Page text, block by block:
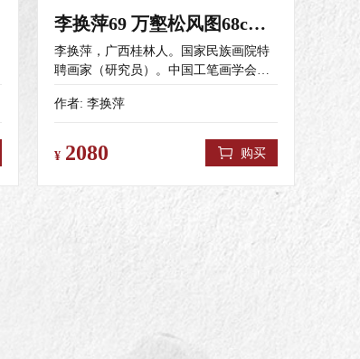
李换萍69 万壑松风图68cm x 6
李换萍，广西桂林人。国家民族画院特
聘画家（研究员）。中国工笔画学会会
桂林市美术家协会会员。 2020年作品
全国农民画作品展”。中美协主办。
2020年作品《福至家山》入选“第十一届
全国工笔画作品展”最高奖（入会资格）
馆、中国工笔画学会共同主办。 2021年
作品《一天之计在于晨》入选“幸福小康
美好生活”全国农民画作品展。中美协主
办。 2021年作品《横跨黄河架通途》入
作品《瑶乡早市忙》入选“2022年全国少
作者: 李换萍
¥ 2080 购买